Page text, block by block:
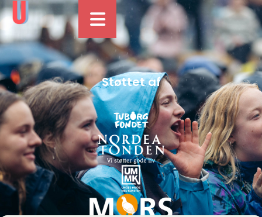
Støttet af